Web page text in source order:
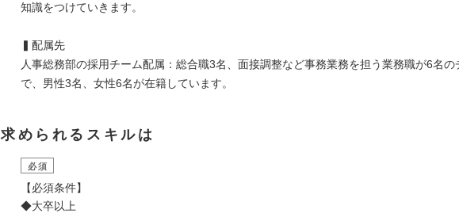
知識をつけていきます。
▍配属先
人事総務部の採用チーム配属：総合職3名、面接調整など事務業務を担う業務職が6名の
で、男性3名、女性6名が在籍しています。
求められるスキルは
必須
【必須条件】
◆大卒以上